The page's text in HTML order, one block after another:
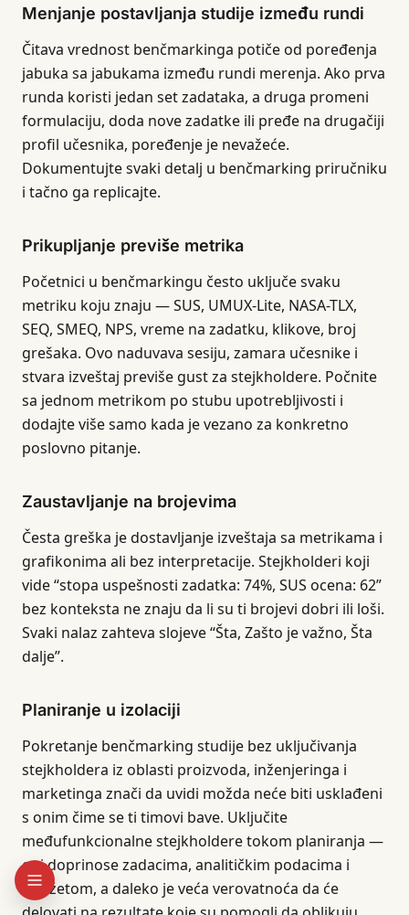
Menjanje postavljanja studije između rundi
Čitava vrednost benčmarkinga potiče od poređenja
jabuka sa jabukama između rundi merenja. Ako prva
runda koristi jedan set zadataka, a druga promeni
formulaciju, doda nove zadatke ili pređe na drugačiji
profil učesnika, poređenje je nevažeće.
Dokumentujte svaki detalj u benčmarking priručniku
i tačno ga replicajte.
Prikupljanje previše metrika
Početnici u benčmarkingu često uključe svaku
metriku koju znaju — SUS, UMUX-Lite, NASA-TLX,
SEQ, SMEQ, NPS, vreme na zadatku, klikove, broj
grešaka. Ovo naduvava sesiju, zamara učesnike i
stvara izveštaj previše gust za stejkholdere. Počnite
sa jednom metrikom po stubu upotrebljivosti i
dodajte više samo kada je vezano za konkretno
poslovno pitanje.
Zaustavljanje na brojevima
Česta greška je dostavljanje izveštaja sa metrikama i
grafikonima ali bez interpretacije. Stejkholderi koji
vide “stopa uspešnosti zadatka: 74%, SUS ocena: 62”
bez konteksta ne znaju da li su ti brojevi dobri ili loši.
Svaki nalaz zahteva slojeve “Šta, Zašto je važno, Šta
dalje”.
Planiranje u izolaciji
Pokretanje benčmarking studije bez uključivanja
stejkholdera iz oblasti proizvoda, inženjeringa i
marketinga znači da uvidi možda neće biti usklađeni
s onim čime se ti timovi bave. Uključite
međufunkcionalne stejkholdere tokom planiranja —
oni doprinose zadacima, analitičkim podacima i
budžetom, a daleko je veća verovatnoća da će